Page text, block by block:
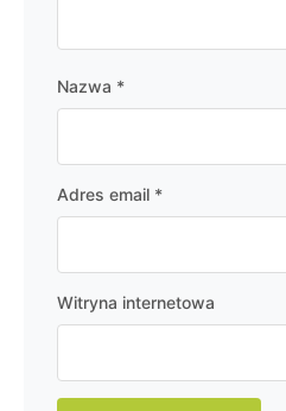
Nazwa *
Adres email *
Witryna internetowa